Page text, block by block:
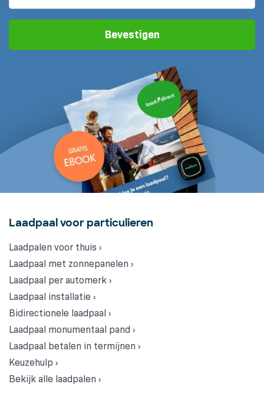
Bevestigen
Laadpaal voor particulieren
Laadpalen voor thuis ›
Laadpaal met zonnepanelen ›
Laadpaal per automerk ›
Laadpaal installatie ›
Bidirectionele laadpaal ›
Laadpaal monumentaal pand ›
Laadpaal betalen in termijnen ›
Keuzehulp ›
Bekijk alle laadpalen ›